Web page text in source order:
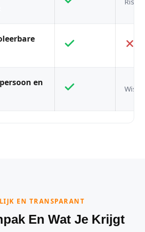
en
EN TRANSPARANT
En Wat Je Krijgt